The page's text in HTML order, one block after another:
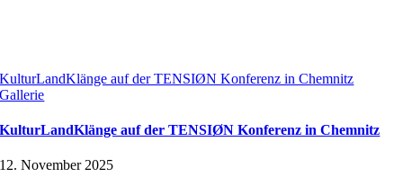
KulturLandKlänge auf der TENSIØN Konferenz in Chemnitz
Gallerie
KulturLandKlänge auf der TENSIØN Konferenz in Chemnitz
12. November 2025